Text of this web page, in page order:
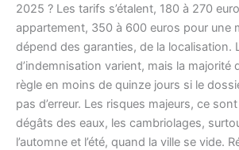
2025 ? Les tarifs s’étalent, 180 à 270
appartement, 350 à 600 euros pour une
dépend des garanties, de la localisation.
d’indemnisation varient, mais la majorité
règle en moins de quinze jours si le
pas d’erreur. Les risques majeurs, ce
dégâts des eaux, les cambriolages,
l’automne et l’été, quand la ville se vide.